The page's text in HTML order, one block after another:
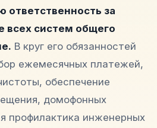
ответственность за
всех систем общего
В круг его обязанностей
ежемесячных платежей,
обеспечение
домофонных
профилактика инженерных